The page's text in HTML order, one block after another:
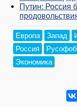
Путин: Россия
Европа Запад
Россия
Экономика